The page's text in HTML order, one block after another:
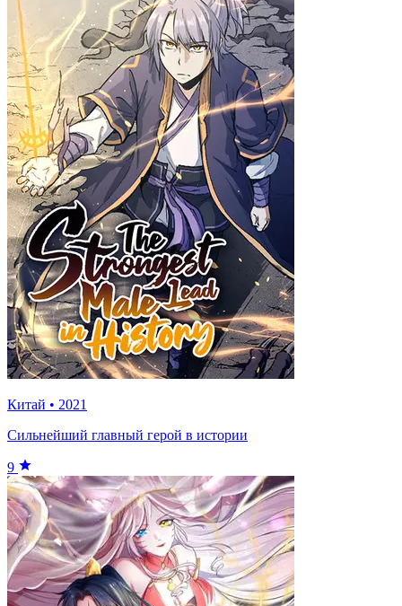
Китай • 2021
Сильнейший главный герой в истории
9